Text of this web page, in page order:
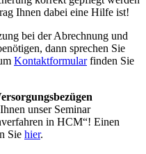
Ihnen dabei eine Hilfe ist!
bei der Abrechnung und
dann sprechen Sie
Kontaktformularfinden Sie
unser Seminar
in HCM“! Einen
Sie hier.